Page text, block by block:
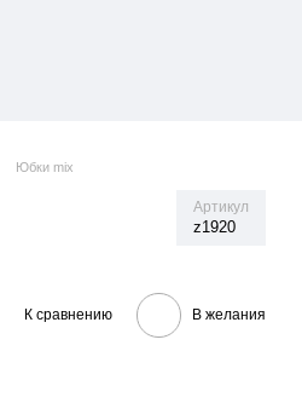
Юбки mix
Артикул
z1920
К сравнению В желания